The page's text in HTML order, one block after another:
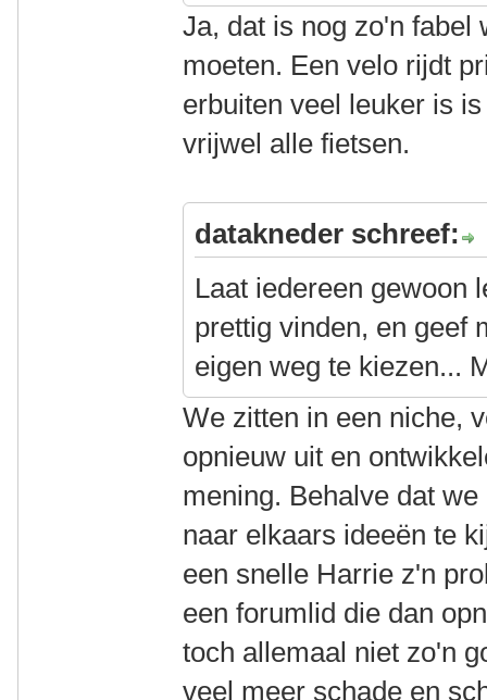
Ja, dat is nog zo'n fabel
moeten. Een velo rijdt
erbuiten veel leuker is
vrijwel alle fietsen.
datakneder schreef:
Laat iedereen gewoon
prettig vinden, en geef
eigen weg te kiezen...
We zitten in een niche,
opnieuw uit en
mening. Behalve dat
naar elkaars ideeën te
een snelle Harrie z'n
een forumlid die dan
toch allemaal niet zo'n
veel meer schade en